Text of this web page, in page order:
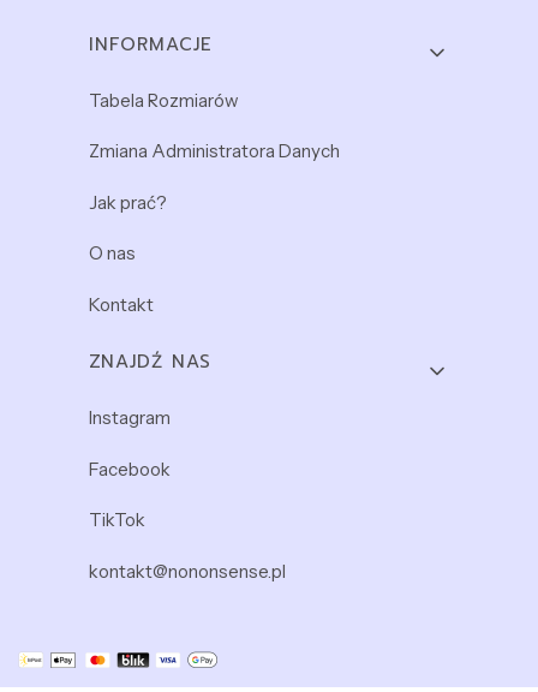
INFORMACJE
Tabela Rozmiarów
Zmiana Administratora Danych
Jak prać?
O nas
Kontakt
ZNAJDŹ NAS
Instagram
Facebook
TikTok
kontakt@nononsense.pl